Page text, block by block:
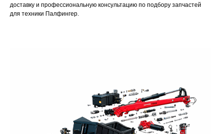
доставку и профессиональную консультацию по подбору запчастей
для техники Палфингер.